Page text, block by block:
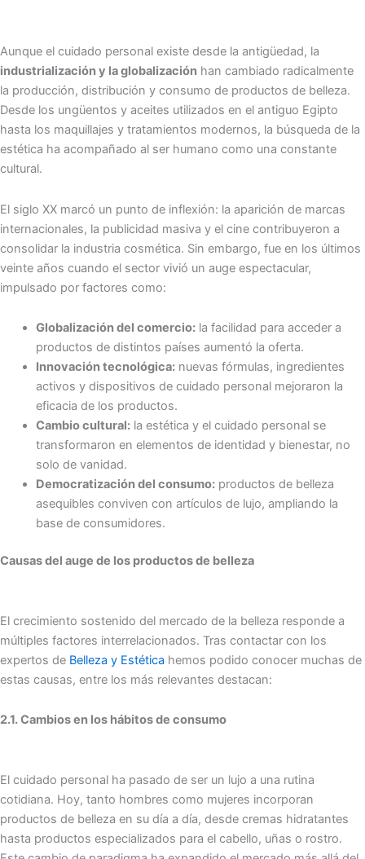
Aunque el cuidado personal existe desde la antigüedad, la
industrialización y la globalización han cambiado radicalmente
la producción, distribución y consumo de productos de belleza.
Desde los ungüentos y aceites utilizados en el antiguo Egipto
hasta los maquillajes y tratamientos modernos, la búsqueda de la
estética ha acompañado al ser humano como una constante
cultural.
El siglo XX marcó un punto de inflexión: la aparición de marcas
internacionales, la publicidad masiva y el cine contribuyeron a
consolidar la industria cosmética. Sin embargo, fue en los últimos
veinte años cuando el sector vivió un auge espectacular,
impulsado por factores como:
Globalización del comercio:la facilidad para acceder a
productos de distintos países aumentó la oferta.
Innovación tecnológica:nuevas fórmulas, ingredientes
activos y dispositivos de cuidado personal mejoraron la
eficacia de los productos.
Cambio cultural:la estética y el cuidado personal se
transformaron en elementos de identidad y bienestar, no
solo de vanidad.
Democratización del consumo:productos de belleza
asequibles conviven con artículos de lujo, ampliando la
base de consumidores.
Causas del auge de los productos de belleza
El crecimiento sostenido del mercado de la belleza responde a
múltiples factores interrelacionados. Tras contactar con los
expertos de Belleza y Estética hemos podido conocer muchas de
estas causas, entre los más relevantes destacan:
2.1. Cambios en los hábitos de consumo
El cuidado personal ha pasado de ser un lujo a una rutina
cotidiana. Hoy, tanto hombres como mujeres incorporan
productos de belleza en su día a día, desde cremas hidratantes
hasta productos especializados para el cabello, uñas o rostro.